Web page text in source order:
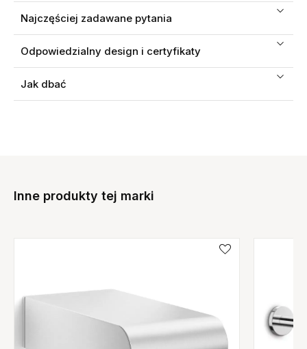
Najczęściej zadawane pytania
Odpowiedzialny design i certyfikaty
Jak dbać
Inne produkty tej marki